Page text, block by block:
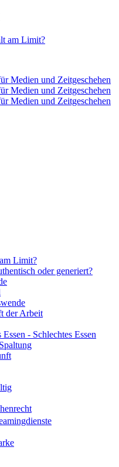
Limit?
oder generiert?
der Arbeit
- Schlechtes Essen